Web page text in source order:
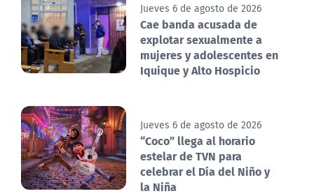
Jueves 6 de agosto de 2026
Cae banda acusada de
explotar sexualmente a
mujeres y adolescentes en
Iquique y Alto Hospicio
Jueves 6 de agosto de 2026
“Coco” llega al horario
estelar de TVN para
celebrar el Día del Niño y
la Niña